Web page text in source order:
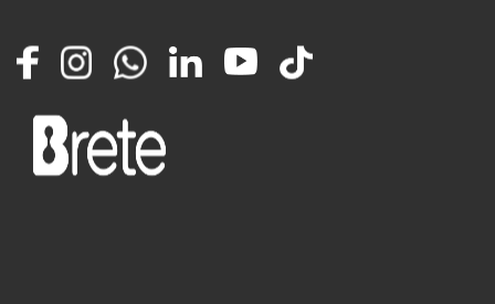
FacebookInstagramWhatsappLinkedInYouTube
TikTok